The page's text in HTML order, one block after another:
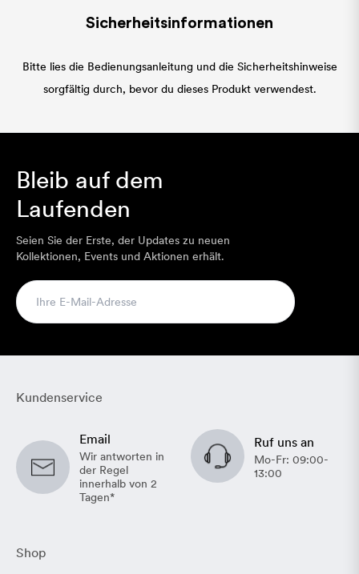
Sicherheitsinformationen
Bitte lies die Bedienungsanleitung und die Sicherheitshinweise
sorgfältig durch, bevor du dieses Produkt verwendest.
Bleib auf dem
Laufenden
Seien Sie der Erste, der Updates zu neuen
Kollektionen, Events und Aktionen erhält.
Kundenservice
Email
Wir antworten in
der Regel
innerhalb von 2
Tagen*
Ruf uns an
Mo-Fr: 09:00-
13:00
Shop